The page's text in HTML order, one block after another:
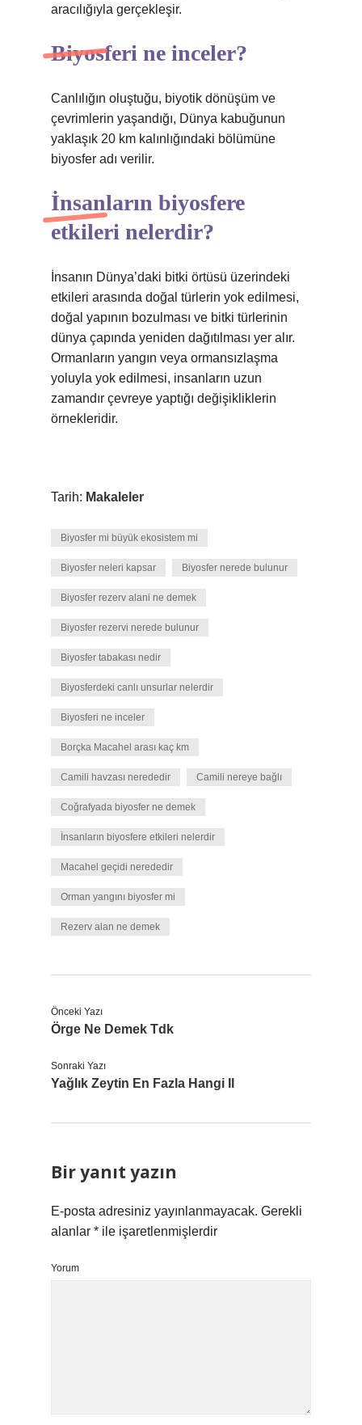
aracılığıyla gerçekleşir.
Biyosferi ne inceler?
Canlılığın oluştuğu, biyotik dönüşüm ve
çevrimlerin yaşandığı, Dünya kabuğunun
yaklaşık 20 km kalınlığındaki bölümüne
biyosfer adı verilir.
İnsanların biyosfere
etkileri nelerdir?
İnsanın Dünya’daki bitki örtüsü üzerindeki
etkileri arasında doğal türlerin yok edilmesi,
doğal yapının bozulması ve bitki türlerinin
dünya çapında yeniden dağıtılması yer alır.
Ormanların yangın veya ormansızlaşma
yoluyla yok edilmesi, insanların uzun
zamandır çevreye yaptığı değişikliklerin
örnekleridir.
Tarih: Makaleler
Biyosfer mi büyük ekosistem mi
Biyosfer neleri kapsar Biyosfer nerede bulunur
Biyosfer rezerv alani ne demek
Biyosfer rezervi nerede bulunur
Biyosfer tabakası nedir
Biyosferdeki canlı unsurlar nelerdir
Biyosferi ne inceler
Borçka Macahel arası kaç km
Camili havzası nerededir Camili nereye bağlı
Coğrafyada biyosfer ne demek
İnsanların biyosfere etkileri nelerdir
Macahel geçidi nerededir
Orman yangını biyosfer mi
Rezerv alan ne demek
Önceki Yazı
Örge Ne Demek Tdk
Sonraki Yazı
Yağlık Zeytin En Fazla Hangi Il
Bir yanıt yazın
E-posta adresiniz yayınlanmayacak. Gerekli
alanlar * ile işaretlenmişlerdir
Yorum